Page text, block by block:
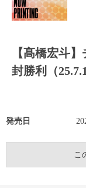
【髙橋宏斗
封勝利（
発売日
こ